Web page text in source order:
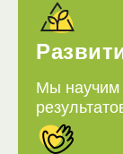
Мы научим